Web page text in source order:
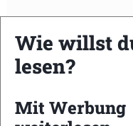
xc-run.de ist DAS
Trailrunning
-
deine Lieblingssportart
Wie willst
lesen?
Mit Werbung